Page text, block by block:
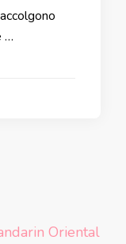
…
Oriental